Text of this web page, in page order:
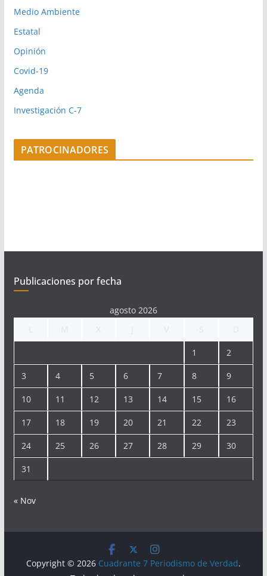
Medio Ambiente
Estatal
Opinión
Covid-19
Agenda
Investigación C-7
PATROCINADORES
Publicaciones por fecha
agosto 2026
1 2
3 4 5 6 7 8 9
10 11 12 13 14 15 16
17 18 19 20 21 22 23
24 25 26 27 28 29 30
31
« Nov
Copyright © 2026 Cuadrante 7 Periodismo de Verdad.